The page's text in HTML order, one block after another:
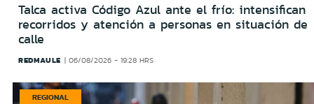
Talca activa Código Azul ante el frío: intensifican
recorridos y atención a personas en situación de
calle
REDMAULE 06/08/2026 - 19:28 HRS
REGIONAL